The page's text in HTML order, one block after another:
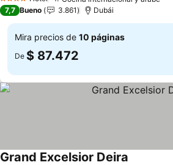
4 Estrellas
7,7 Bueno 3.861 Dubái
Mira precios de 10 páginas
De $ 87.472
Grand Excelsior Deira